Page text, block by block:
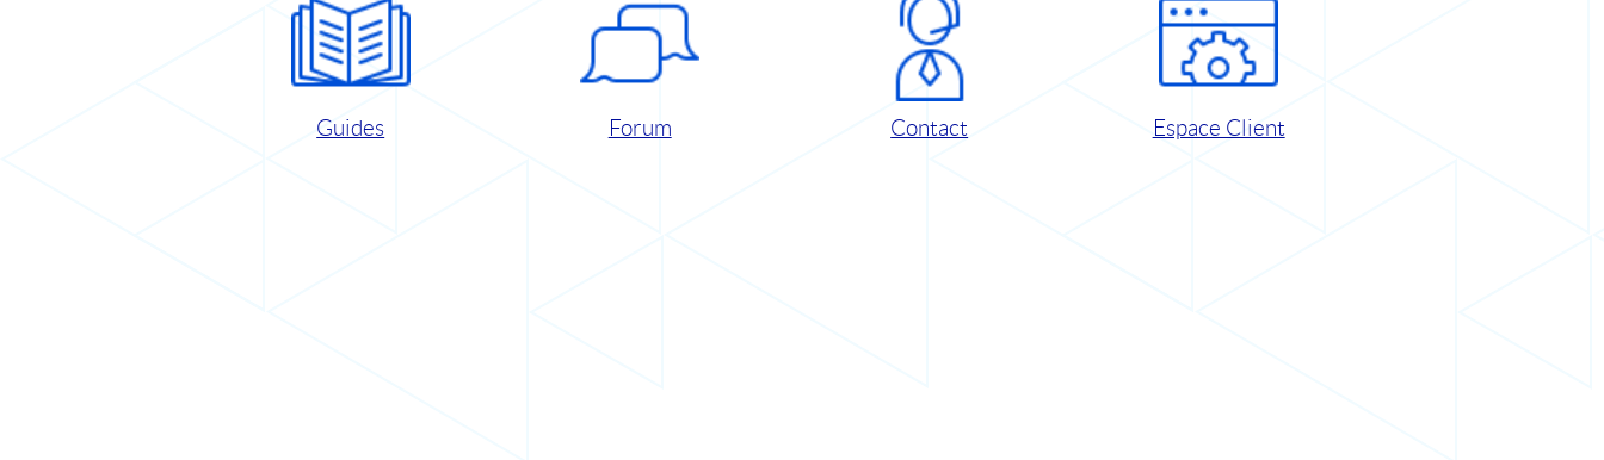
Guides Forum Contact Espace Client